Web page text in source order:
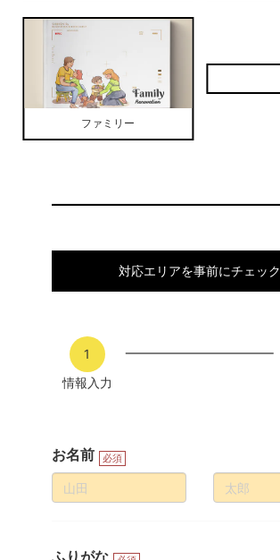
ファミリー
対応エリアを事前にチェック
1
情報入力
お名前 必須